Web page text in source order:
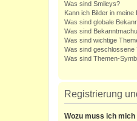
Was sind Smileys?
Kann ich Bilder in meine
Was sind globale
Was sind
Was sind wichtige
Was sind geschlossene
Was sind Themen-
Registrierung
Wozu muss ich